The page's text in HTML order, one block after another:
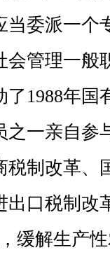
当委派一个
会管理一般
了1988年
之一亲自参
税制改革、
出口税制改
缓解生产